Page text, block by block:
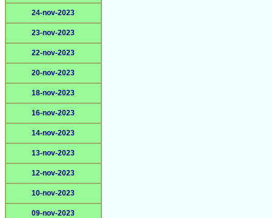
24-nov-2023
23-nov-2023
22-nov-2023
20-nov-2023
18-nov-2023
16-nov-2023
14-nov-2023
13-nov-2023
12-nov-2023
10-nov-2023
09-nov-2023